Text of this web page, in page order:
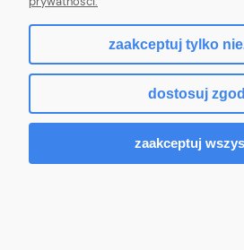
Dell Latitude 14 7440 ALU
16GB 512GB Iris Xe 57Wh
zaakceptuj tylko
dostosuj
zaakceptuj